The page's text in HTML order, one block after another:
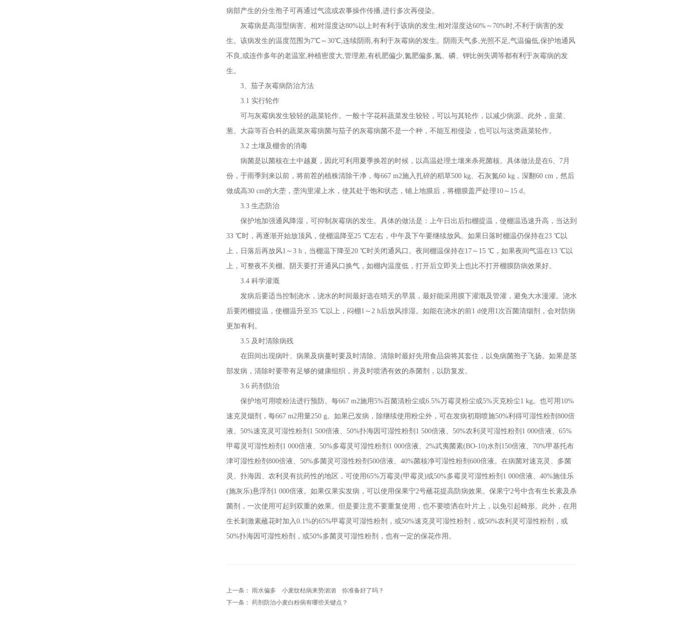
病部产生的分生孢子可再通过气流或农事操作传播,进行多次再侵染。
灰霉病是高湿型病害。相对湿度达80%以上时有利于该病的发生;相对湿度达60%～70%时,不利于病害的发
生。该病发生的温度范围为7℃～30℃,连续阴雨,有利于灰霉病的发生。阴雨天气多,光照不足,气温偏低,保护地通风
不良,或连作多年的老温室,种植密度大,管理差,有机肥偏少,氮肥偏多,氮、磷、钾比例失调等都有利于灰霉病的发
生。
3、茄子灰霉病防治方法
3.1 实行轮作
可与灰霉病发生较轻的蔬菜轮作。一般十字花科蔬菜发生较轻，可以与其轮作，以减少病源。此外，韭菜、
葱、大蒜等百合科的蔬菜灰霉病菌与茄子的灰霉病菌不是一个种，不能互相侵染，也可以与这类蔬菜轮作。
3.2 土壤及棚舍的消毒
病菌是以菌核在土中越夏，因此可利用夏季换茬的时候，以高温处理土壤来杀死菌核。具体做法是在6、7月
份，于雨季到来以前，将前茬的植株清除干净，每667 m2施入扎碎的稻草500 kg、石灰氮60 kg，深翻60 cm，然后
做成高30 cm的大垄，垄沟里灌上水，使其处于饱和状态，铺上地膜后，将棚膜盖严处理10～15 d。
3.3 生态防治
保护地加强通风降湿，可抑制灰霉病的发生。具体的做法是：上午日出后扣棚提温，使棚温迅速升高，当达到
33 ℃时，再逐渐开始放顶风，使棚温降至25 ℃左右，中午及下午要继续放风。如果日落时棚温仍保持在23 ℃以
上，日落后再放风1～3 h，当棚温下降至20 ℃时关闭通风口。夜间棚温保持在17～15 ℃，如果夜间气温在13 ℃以
上，可整夜不关棚。阴天要打开通风口换气，如棚内温度低，打开后立即关上也比不打开棚膜防病效果好。
3.4 科学灌溉
发病后要适当控制浇水，浇水的时间最好选在晴天的早晨，最好能采用膜下灌溉及管灌，避免大水漫灌。浇水
后要闭棚提温，使棚温升至35 ℃以上，闷棚1～2 h后放风排湿。如能在浇水的前1 d使用1次百菌清烟剂，会对防病
更加有利。
3.5 及时清除病残
在田间出现病叶、病果及病蔓时要及时清除。清除时最好先用食品袋将其套住，以免病菌孢子飞扬。如果是茎
部发病，清除时要带有足够的健康组织，并及时喷洒有效的杀菌剂，以防复发。
3.6 药剂防治
保护地可用喷粉法进行预防。每667 m2施用5%百菌清粉尘或6.5%万霉灵粉尘或5%灭克粉尘1 kg。也可用10%
速克灵烟剂，每667 m2用量250 g。如果已发病，除继续使用粉尘外，可在发病初期喷施50%利得可湿性粉剂800倍
液、50%速克灵可湿性粉剂1 500倍液、50%扑海因可湿性粉剂1 500倍液、50%农利灵可湿性粉剂1 000倍液、65%
甲霉灵可湿性粉剂1 000倍液、50%多霉灵可湿性粉剂1 000倍液、2%武夷菌素(BO-10)水剂150倍液、70%甲基托布
津可湿性粉剂800倍液、50%多菌灵可湿性粉剂500倍液、40%菌核净可湿性粉剂600倍液。在病菌对速克灵、多菌
灵、扑海因、农利灵有抗药性的地区，可使用65%万霉灵(甲霉灵)或50%多霉灵可湿性粉剂1 000倍液、40%施佳乐
(施灰乐)悬浮剂1 000倍液。如果仅果实发病，可以使用保果宁2号蘸花提高防病效果。保果宁2号中含有生长素及杀
菌剂，一次使用可起到双重的效果。但是要注意不要重复使用，也不要喷洒在叶片上，以免引起畸形。此外，在用
生长刺激素蘸花时加入0.1%的65%甲霉灵可湿性粉剂，或50%速克灵可湿性粉剂，或50%农利灵可湿性粉剂，或
50%扑海因可湿性粉剂，或50%多菌灵可湿性粉剂，也有一定的保花作用。
上一条： 雨水偏多 小麦纹枯病来势汹汹 你准备好了吗？
下一条： 药剂防治小麦白粉病有哪些关键点？